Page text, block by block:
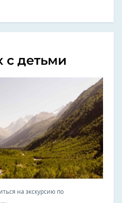
с детьми
на экскурсию по